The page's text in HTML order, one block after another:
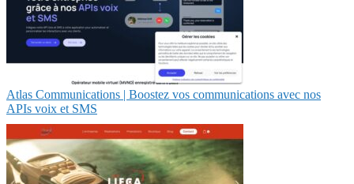
Atlas Communications | Boostez vos communications avec nos
APIs voix et SMS